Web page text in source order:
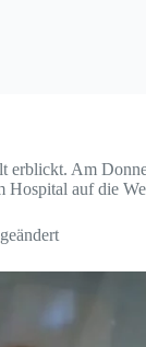
Am
auf die